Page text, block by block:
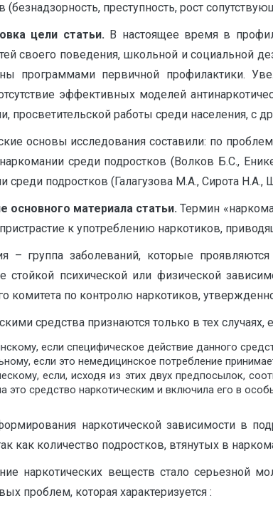
(безнадзорность, преступность, рост
цели статьи. В настоящее время в
своего поведения, школьной и социальной
программами первичной профилактики.
эффективных моделей
просветительской работы среди населения, с
основы исследования составили: по
среди подростков (Волков Б.С.,
среди подростков (Галагузова М.А., Сирота Н.А.,
основного материала статьи. Термин
к употреблению наркотиков,
– группа заболеваний, которые
стойкой психической или физической
комитета по контролю наркотиков,
средства признаются только в тех
если специфическое действие данного
если это немедицинское потребление
если, исходя из этих двух предпосылок,
это средство наркотическим и включила его в
наркотической зависимости в
как количество подростков, втянутых в
наркотических веществ стало серьезной
проблем, которая характеризуется :